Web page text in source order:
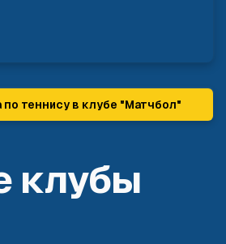
теннису в клубе "Матчбол"
клубы